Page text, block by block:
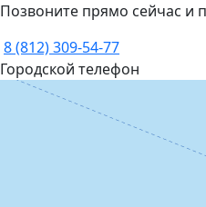
Позвоните прямо сейчас и
8 (812) 309-54-77
Городской телефон